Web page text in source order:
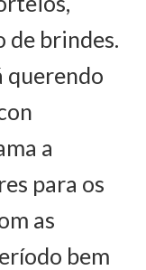
de brindes.
querendo
a
para os
as
bem